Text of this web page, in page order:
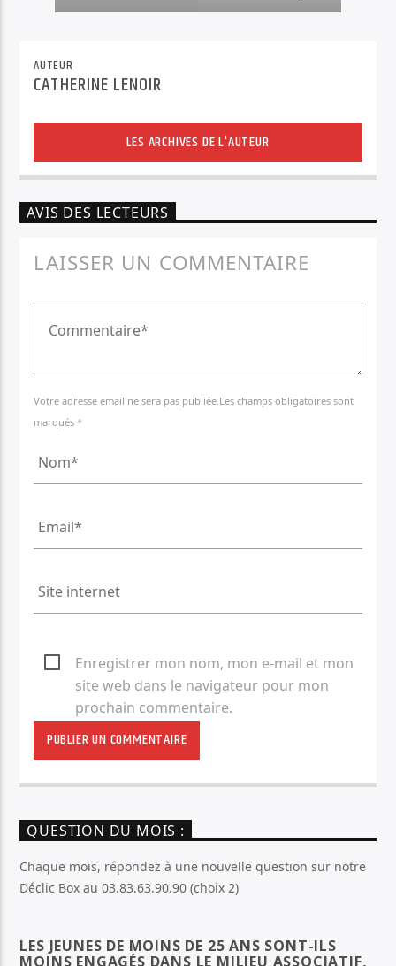
AUTEUR
CATHERINE LENOIR
LES ARCHIVES DE L'AUTEUR
AVIS DES LECTEURS
LAISSER UN COMMENTAIRE
Votre adresse email ne sera pas publiée.Les champs obligatoires sont
marqués *
Enregistrer mon nom, mon e-mail et mon
site web dans le navigateur pour mon
prochain commentaire.
QUESTION DU MOIS :
Chaque mois, répondez à une nouvelle question sur notre
Déclic Box au 03.83.63.90.90 (choix 2)
LES JEUNES DE MOINS DE 25 ANS SONT-ILS
MOINS ENGAGÉS DANS LE MILIEU ASSOCIATIF,